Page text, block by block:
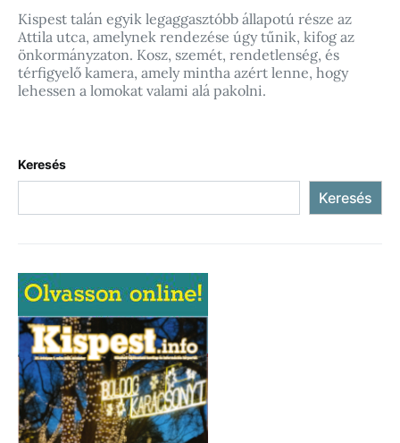
Kispest talán egyik legaggasztóbb állapotú része az
Attila utca, amelynek rendezése úgy tűnik, kifog az
önkormányzaton. Kosz, szemét, rendetlenség, és
térfigyelő kamera, amely mintha azért lenne, hogy
lehessen a lomokat valami alá pakolni.
Keresés
Keresés